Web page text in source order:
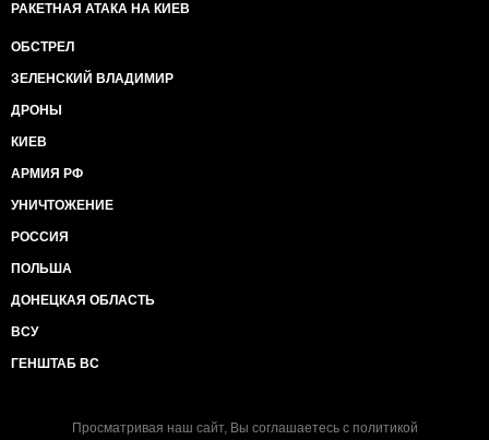
РАКЕТНАЯ АТАКА НА КИЕВ
ОБСТРЕЛ
ЗЕЛЕНСКИЙ ВЛАДИМИР
ДРОНЫ
КИЕВ
АРМИЯ РФ
УНИЧТОЖЕНИЕ
РОССИЯ
ПОЛЬША
ДОНЕЦКАЯ ОБЛАСТЬ
ВСУ
ГЕНШТАБ ВС
Просматривая наш сайт, Вы соглашаетесь с политикой